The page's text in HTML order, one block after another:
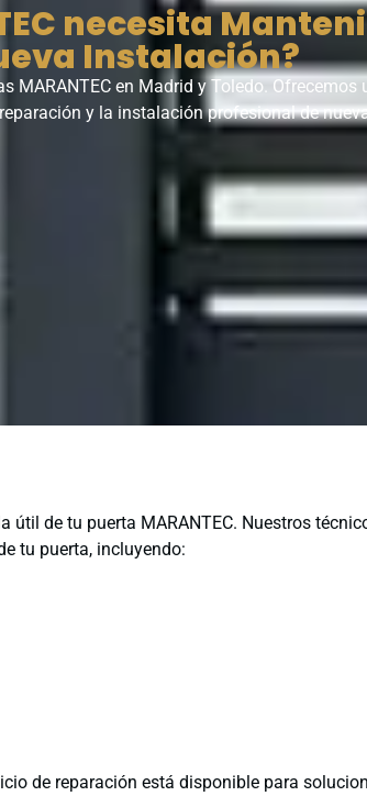
necesita
Instalación?
MARANTEC en Madrid y Toledo. Ofrecemos
y la instalación profesional de
útil de tu puerta MARANTEC. Nuestros
tu puerta, incluyendo:
de reparación está disponible para